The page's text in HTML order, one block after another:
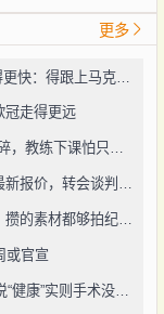
更多
杰伦·布朗自曝今夏减重近7磅！跳得更高跑得更快：得跟上马克西、勒布朗的节奏
冠走得更远
利物浦季前赛2-4遭利兹联逆转：遮羞布被扯碎，教练下课怕只是开始
德天空：莱比锡暂未回应皇马对迪奥曼德的最新报价，转会谈判仍在推进
狄龙直播爆料：老詹赴费城只为冲最后一冠，攒的素材都够拍纪录片了
或官宣
奥拉迪波自曝：曾拒8000万合同，只因医生说“健康”实则手术没做好